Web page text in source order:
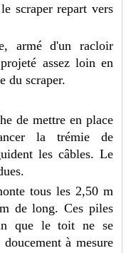
scraper repart vers
armé d'un racloir
assez loin en
du scraper.
de mettre en place
la trémie de
les câbles. Le
tous les 2,50 m
de long. Ces piles
que le toit ne se
à mesure